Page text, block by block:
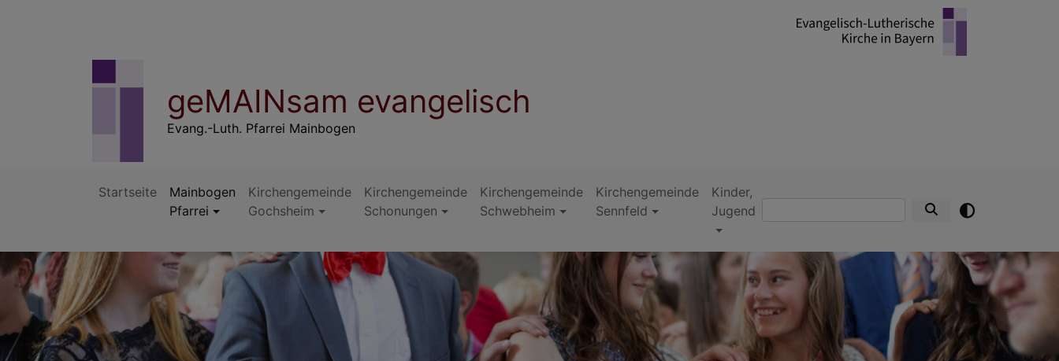
geMAINsam evangelisch
Evang.-Luth. Pfarrei Mainbogen
Hauptnavigation
Startseite
Mainbogen
Pfarrei
Kirchengemeinde
Gochsheim
Kirchengemeinde
Schonungen
Kirchengemeinde
Schwebheim
Kirchengemeinde
Sennfeld
Kinder,
JugendSuche